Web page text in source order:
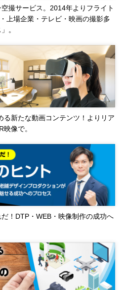
撮サービス。2014年よりフライト
上場企業・テレビ・映画の撮影多
。
る新たな動画コンテンツ！よりリア
像で。
！DTP・WEB・映像制作の成功へ